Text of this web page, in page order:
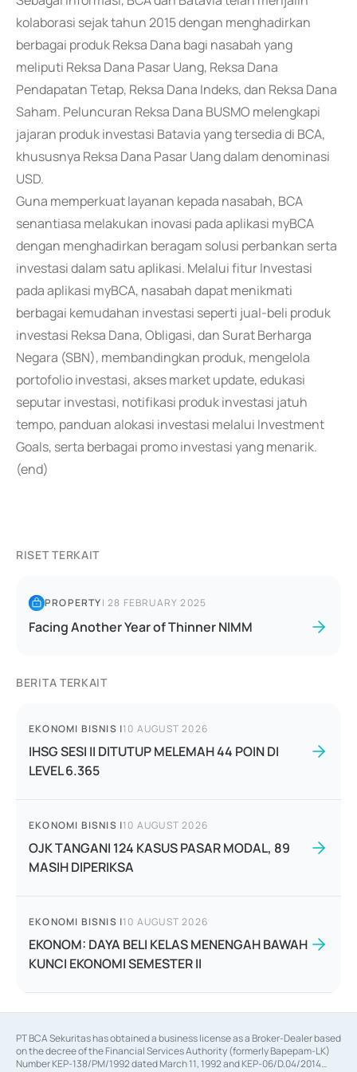
kolaborasi sejak tahun 2015 dengan menghadirkan
berbagai produk Reksa Dana bagi nasabah yang
meliputi Reksa Dana Pasar Uang, Reksa Dana
Pendapatan Tetap, Reksa Dana Indeks, dan Reksa Dana
Saham. Peluncuran Reksa Dana BUSMO melengkapi
jajaran produk investasi Batavia yang tersedia di BCA,
khususnya Reksa Dana Pasar Uang dalam denominasi
USD.
Guna memperkuat layanan kepada nasabah, BCA
senantiasa melakukan inovasi pada aplikasi myBCA
dengan menghadirkan beragam solusi perbankan serta
investasi dalam satu aplikasi. Melalui fitur Investasi
pada aplikasi myBCA, nasabah dapat menikmati
berbagai kemudahan investasi seperti jual-beli produk
investasi Reksa Dana, Obligasi, dan Surat Berharga
Negara (SBN), membandingkan produk, mengelola
portofolio investasi, akses market update, edukasi
seputar investasi, notifikasi produk investasi jatuh
tempo, panduan alokasi investasi melalui Investment
Goals, serta berbagai promo investasi yang menarik.
(end)
RISET TERKAIT
PROPERTY|28 FEBRUARY 2025
Facing Another Year of Thinner NIMM
BERITA TERKAIT
EKONOMI BISNIS |10 AUGUST 2026
IHSG SESI II DITUTUP MELEMAH 44 POIN DI
LEVEL 6.365
EKONOMI BISNIS |10 AUGUST 2026
OJK TANGANI 124 KASUS PASAR MODAL, 89
MASIH DIPERIKSA
EKONOMI BISNIS |10 AUGUST 2026
EKONOM: DAYA BELI KELAS MENENGAH BAWAH
KUNCI EKONOMI SEMESTER II
PT BCA Sekuritas has obtained a business license as a Broker-Dealer based
on the decree of the Financial Services Authority (formerly Bapepam-LK)
Number KEP-138/PM/1992 dated March 11, 1992 and KEP-06/D.04/2014